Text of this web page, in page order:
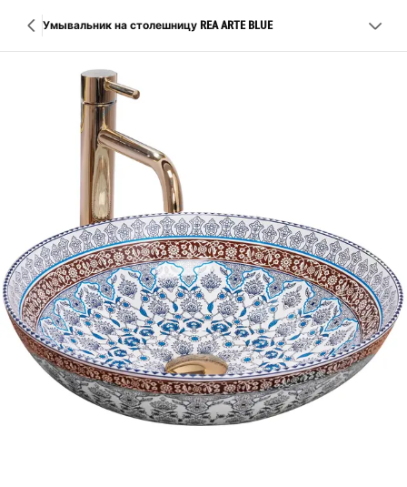
Умывальник на столешницу REA ARTE BLUE